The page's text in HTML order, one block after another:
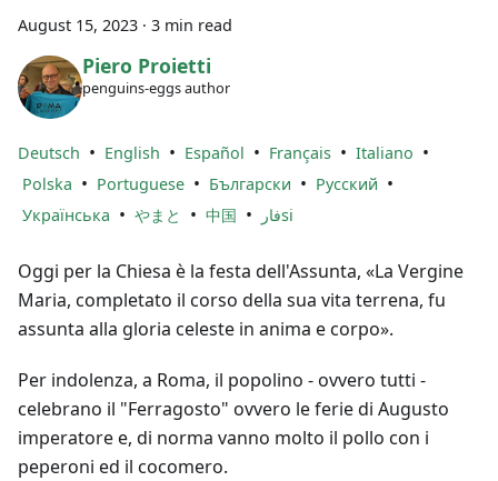
August 15, 2023 · 3 min read
Piero Proietti
penguins-eggs author
Deutsch • English • Español • Français • Italiano •
Polska • Portuguese • Български • Русский •
Українська • やまと • 中国 • فارsi
Oggi per la Chiesa è la festa dell'Assunta, «La Vergine
Maria, completato il corso della sua vita terrena, fu
assunta alla gloria celeste in anima e corpo».
Per indolenza, a Roma, il popolino - ovvero tutti -
celebrano il "Ferragosto" ovvero le ferie di Augusto
imperatore e, di norma vanno molto il pollo con i
peperoni ed il cocomero.